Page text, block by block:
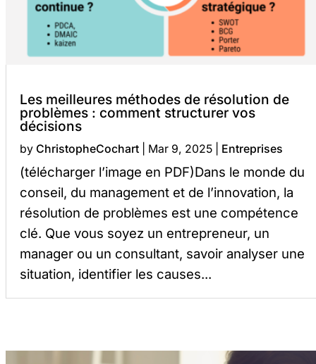
Les meilleures méthodes de résolution de
problèmes : comment structurer vos
décisions
by ChristopheCochart Mar 9, 2025 Entreprises
(télécharger l’image en PDF)Dans le monde du
conseil, du management et de l’innovation, la
résolution de problèmes est une compétence
clé. Que vous soyez un entrepreneur, un
manager ou un consultant, savoir analyser une
situation, identifier les causes...